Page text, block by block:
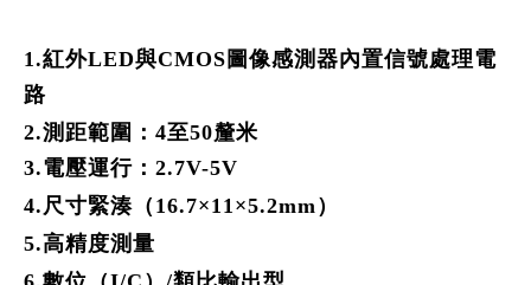
1.紅外LED與CMOS圖像感測器內置信號處理電
路
2.測距範圍：4至50釐米
3.電壓運行：2.7V-5V
4.尺寸緊湊（16.7×11×5.2mm）
5.高精度測量